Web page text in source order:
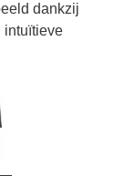
dankzij
intuïtieve